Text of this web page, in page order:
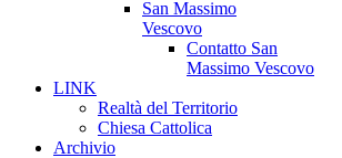
San Massimo
Vescovo
Contatto San
Massimo Vescovo
LINK
Realtà del Territorio
Chiesa Cattolica
Archivio